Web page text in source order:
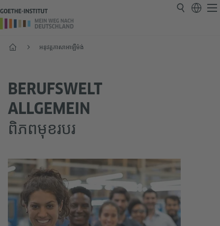
Start អនុវត្តភាសាអាឡឺម៉ង់
BERUFSWELT
ALLGEMEIN
ពិភពមុខរបរ